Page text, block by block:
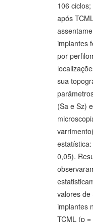
106
após
implantes
por
sua
(Sa e Sz)
0,05).
valores de
implantes
TCML (p